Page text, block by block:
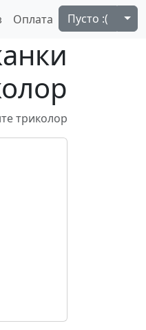
Оплата Пусто :(
триколор